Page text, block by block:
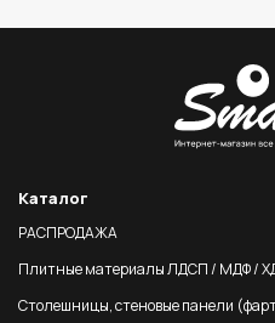
Каталог
РАСПРОДАЖА
Плитные материалы ЛДСП / МДФ /
Столешницы, стеновые панели